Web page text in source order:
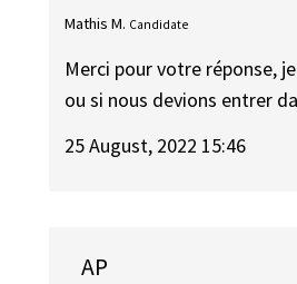
Mathis M. Candidate
Merci pour votre réponse,
ou si nous devions entrer
25 August, 2022 15:46
AP